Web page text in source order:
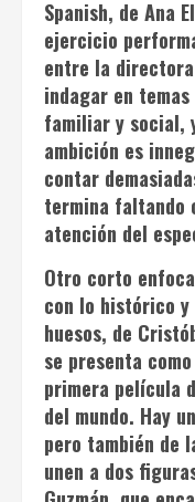
Spanish, de Ana
ejercicio
entre la
indagar en
familiar y social,
ambición es
contar
termina faltando
atención del
Otro corto
con lo histórico
huesos, de
se presenta
primera película
del mundo. Hay
pero también de
unen a dos